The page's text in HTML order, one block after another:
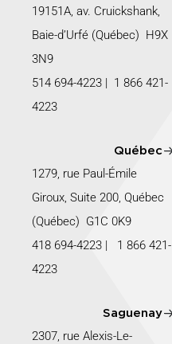
19151A, av. Cruickshank,
Baie-d’Urfé (Québec) H9X
3N9
514 694-4223
1 866 421-
4223
Québec
1279, rue Paul-Émile
Giroux, Suite 200, Québec
(Québec) G1C 0K9
418 694-4223
1 866 421-
4223
Saguenay
2307, rue Alexis-Le-